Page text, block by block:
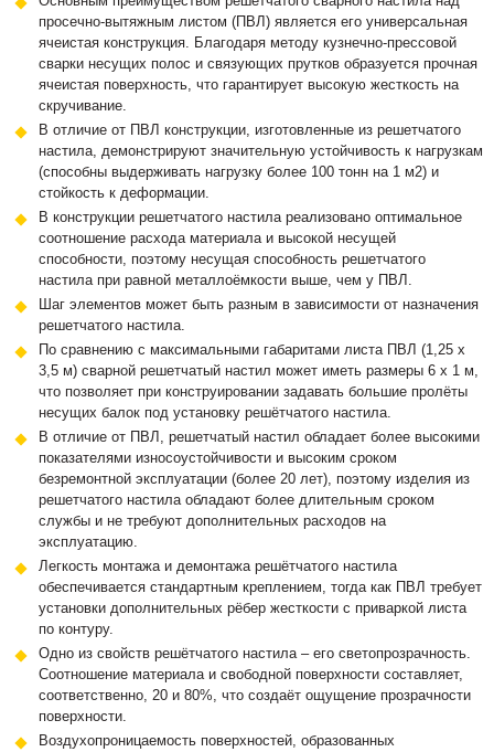
просечно-вытяжным листом (ПВЛ) является его универсальная
ячеистая конструкция. Благодаря методу кузнечно-прессовой
сварки несущих полос и связующих прутков образуется прочная
ячеистая поверхность, что гарантирует высокую жесткость на
скручивание.
В отличие от ПВЛ конструкции, изготовленные из решетчатого
настила, демонстрируют значительную устойчивость к нагрузкам
(способны выдерживать нагрузку более 100 тонн на 1 м2) и
стойкость к деформации.
В конструкции решетчатого настила реализовано оптимальное
соотношение расхода материала и высокой несущей
способности, поэтому несущая способность решетчатого
настила при равной металлоёмкости выше, чем у ПВЛ.
Шаг элементов может быть разным в зависимости от назначения
решетчатого настила.
По сравнению с максимальными габаритами листа ПВЛ (1,25 х
3,5 м) сварной решетчатый настил может иметь размеры 6 х 1 м,
что позволяет при конструировании задавать большие пролёты
несущих балок под установку решётчатого настила.
В отличие от ПВЛ, решетчатый настил обладает более высокими
показателями износоустойчивости и высоким сроком
безремонтной эксплуатации (более 20 лет), поэтому изделия из
решетчатого настила обладают более длительным сроком
службы и не требуют дополнительных расходов на
эксплуатацию.
Легкость монтажа и демонтажа решётчатого настила
обеспечивается стандартным креплением, тогда как ПВЛ требует
установки дополнительных рёбер жесткости с приваркой листа
по контуру.
Одно из свойств решётчатого настила – его светопрозрачность.
Соотношение материала и свободной поверхности составляет,
соответственно, 20 и 80%, что создаёт ощущение прозрачности
поверхности.
Воздухопроницаемость поверхностей, образованных